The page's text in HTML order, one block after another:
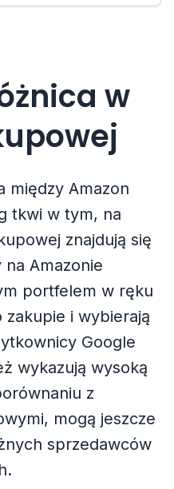
w
między Amazon
tkwi w tym, na
znajdują się
Amazonie
portfelem w ręku
i wybierają
Google
wykazują wysoką
z
mogą jeszcze
sprzedawców